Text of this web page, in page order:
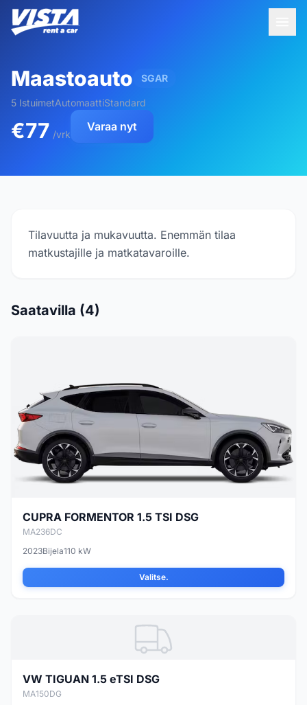
Maastoauto SGAR
5 IstuimetAutomaattiStandard
€77 /vrk
Varaa nyt
Tilavuutta ja mukavuutta. Enemmän tilaa
matkustajille ja matkatavaroille.
Saatavilla (4)
CUPRA FORMENTOR 1.5 TSI DSG
MA236DC
2023Bijela110 kW
Valitse.
VW TIGUAN 1.5 eTSI DSG
MA150DG